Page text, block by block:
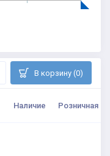
В корзину (0)
Наличие Розничная